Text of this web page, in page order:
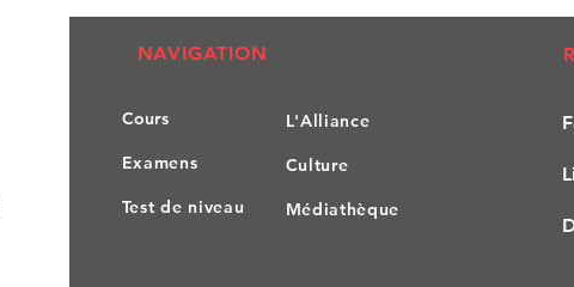
NAVIGATION
Cours
Examens
Test de niveau
L'All iance
Culture
Médiathèque